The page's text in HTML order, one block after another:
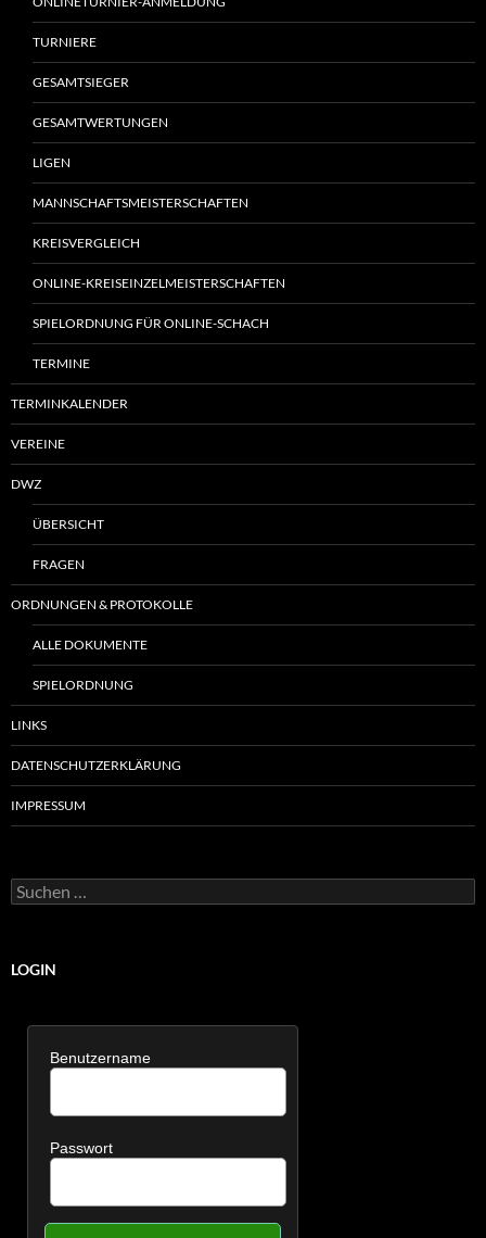
TURNIERE
GESAMTSIEGER
GESAMTWERTUNGEN
LIGEN
MANNSCHAFTSMEISTERSCHAFTEN
KREISVERGLEICH
ONLINE-KREISEINZELMEISTERSCHAFTEN
SPIELORDNUNG FÜR ONLINE-SCHACH
TERMINE
TERMINKALENDER
VEREINE
DWZ
ÜBERSICHT
FRAGEN
ORDNUNGEN & PROTOKOLLE
ALLE DOKUMENTE
SPIELORDNUNG
LINKS
DATENSCHUTZERKLÄRUNG
IMPRESSUM
Suchen
nach:
LOGIN
Benutzername
Passwort